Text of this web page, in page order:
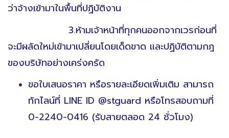
ว่าจ้างเข้ามาในพื้นที่ปฏิบัติงาน
3.ห้ามเจ้าหน้าที่ทุกคนออกจากเวรก่อนที่
จะมีผลัดใหม่เข้ามาเปลี่ยนโดยเด็ดขาด และปฏิบัติตามกฎ
ของบริษัทอย่างเคร่งครัด
ขอใบเสนอราคา หรือรายละเอียดเพิ่มเติม สามารถ
ทักไลน์ที่ LINE ID @stguard หรือโทรสอบถามที่
0-2240-0416 (รับสายตลอด 24 ชั่วโมง)